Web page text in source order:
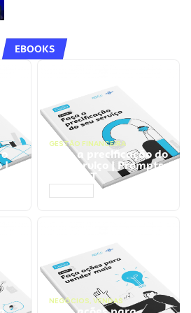
EBOOKS
|
GESTÃO FINANCEIRA
Faça a precificação do
seu serviço | Prompts
ChatGPT
NEGÓCIOS, VENDAS